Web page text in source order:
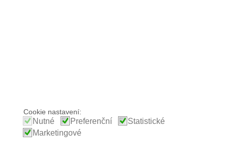
Cookie nastavení:
Nutné Preferenční
Statistické
Marketingové